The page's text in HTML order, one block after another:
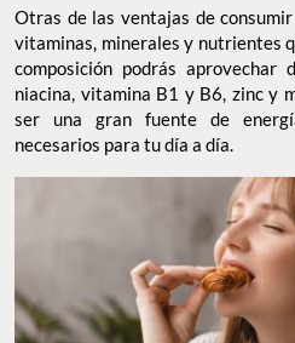
Otras de las ventajas de
vitaminas, minerales y nutrientes
composición podrás
niacina, vitamina B1 y B6, zinc y
ser una gran fuente de
necesarios para tu día a día.